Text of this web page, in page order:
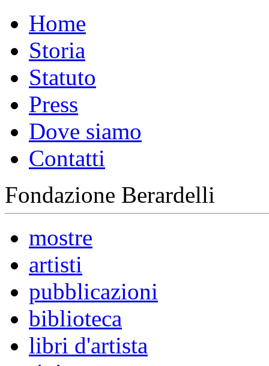
Home
Storia
Statuto
Press
Dove siamo
Contatti
Fondazione Berardelli
mostre
artisti
pubblicazioni
biblioteca
libri d'artista